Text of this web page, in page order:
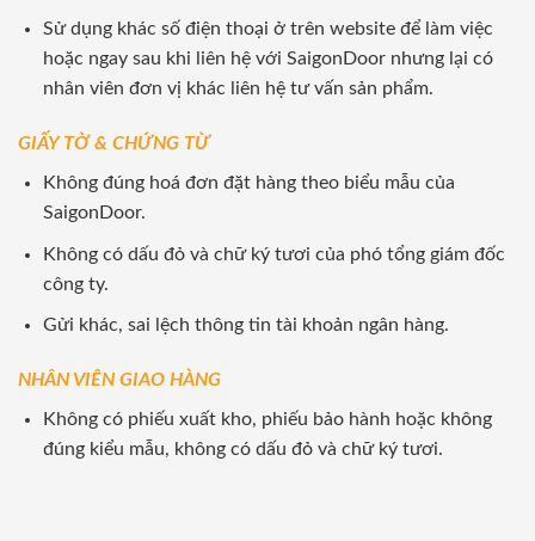
Sử dụng khác số điện thoại ở trên website để làm việc
hoặc ngay sau khi liên hệ với SaigonDoor nhưng lại có
nhân viên đơn vị khác liên hệ tư vấn sản phẩm.
GIẤY TỜ & CHỨNG TỪ
Không đúng hoá đơn đặt hàng theo biểu mẫu của
SaigonDoor.
Không có dấu đỏ và chữ ký tươi của phó tổng giám đốc
công ty.
Gửi khác, sai lệch thông tin tài khoản ngân hàng.
NHÂN VIÊN GIAO HÀNG
Không có phiếu xuất kho, phiếu bảo hành hoặc không
đúng kiểu mẫu, không có dấu đỏ và chữ ký tươi.